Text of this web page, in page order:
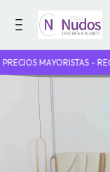
MAYORISTAS -